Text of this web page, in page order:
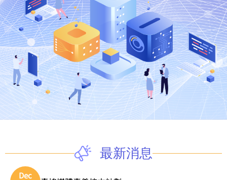
最新消息
Dec